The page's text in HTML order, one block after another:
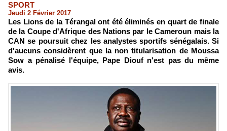
SPORT
Jeudi 2 Février 2017
Les Lions de la Térangal ont été éliminés en quart de finale
de la Coupe d'Afrique des Nations par le Cameroun mais la
CAN se poursuit chez les analystes sportifs sénégalais. Si
d'aucuns considèrent que la non titularisation de Moussa
Sow a pénalisé l'équipe, Pape Diouf n'est pas du même
avis.